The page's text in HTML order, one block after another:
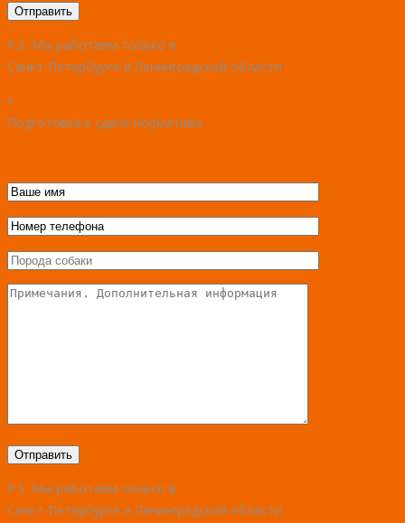
P.S. Мы работаем только в
Санкт-Петербурге и Ленинградской области
×
Подготовка к сдаче норматива
P.S. Мы работаем только в
Санкт-Петербурге и Ленинградской области